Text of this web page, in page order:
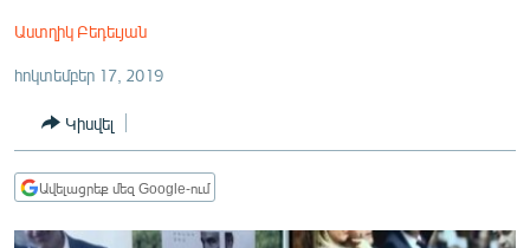
ՏՆՏԵՍՈՒԹՅՈՒՆ
ՂԱՐԱԲԱՂ
Աստղիկ Բեդեւյան
հոկտեմբեր 17, 2019
Կիսվել
Ավելացրեք մեզ Google-ում